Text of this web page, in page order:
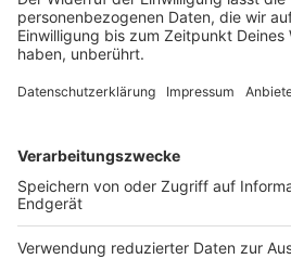
und genießen die gemeinsame
ein verbindendes Element: "Am
Fremde, am Ende Freunde - der
ist die Liebe zur Musik."